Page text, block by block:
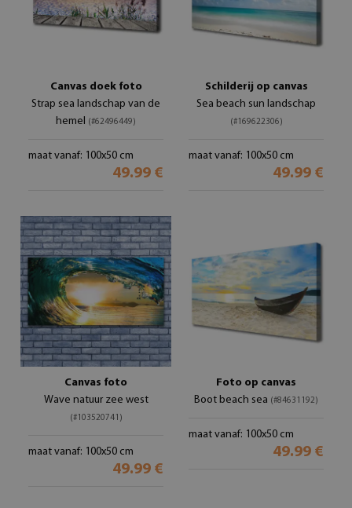
Canvas doek foto
Strap sea landschap van de
hemel (#62496449)
maat vanaf: 100x50 cm
49.99 €
Schilderij op canvas
Sea beach sun landschap
(#169622306)
maat vanaf: 100x50 cm
49.99 €
Canvas foto
Wave natuur zee west
(#103520741)
maat vanaf: 100x50 cm
49.99 €
Foto op canvas
Boot beach sea (#84631192)
maat vanaf: 100x50 cm
49.99 €